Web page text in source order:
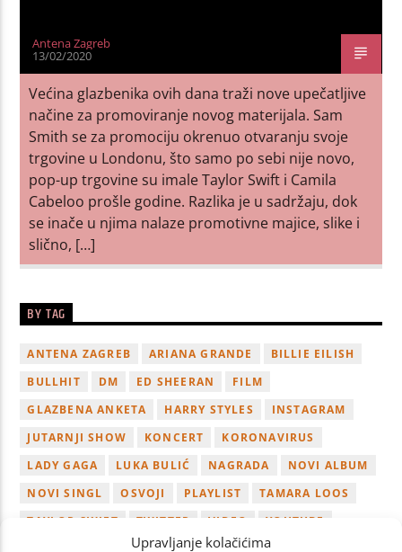
Upravljanje kolačićima
Antena Zagreb
13/02/2020
Većina glazbenika ovih dana traži nove upečatljive
načine za promoviranje novog materijala. Sam
Smith se za promociju okrenuo otvaranju svoje
trgovine u Londonu, što samo po sebi nije novo,
pop-up trgovine su imale Taylor Swift i Camila
Cabeloo prošle godine. Razlika je u sadržaju, dok
se inače u njima nalaze promotivne majice, slike i
slično, […]
BY TAG
ANTENA ZAGREB ARIANA GRANDE
BILLIE EILISH
BULLHIT
DM ED SHEERAN
FILM
GLAZBENA ANKETA
HARRY STYLES
INSTAGRAM
JUTARNJI SHOW
KONCERT
KORONAVIRUS
LADY GAGA
LUKA BULIĆ NAGRADA
NOVI ALBUM
NOVI SINGL
OSVOJI PLAYLIST
TAMARA LOOS
TAYLOR SWIFT
TWITTER VIDEO
YOUTUBE